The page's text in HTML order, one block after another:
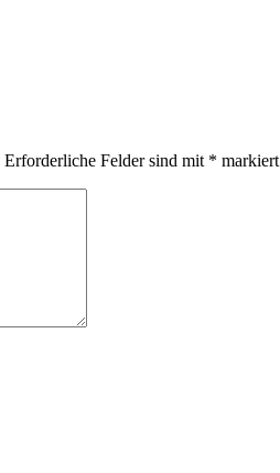
Erforderliche Felder sind mit * markiert